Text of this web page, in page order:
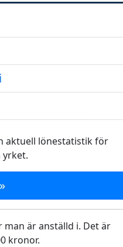
aktuell lönestatistik för
är anställd i. Det är
kronor.